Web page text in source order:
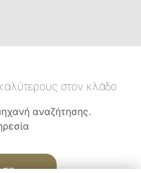
στον κλάδο
αναζήτησης.